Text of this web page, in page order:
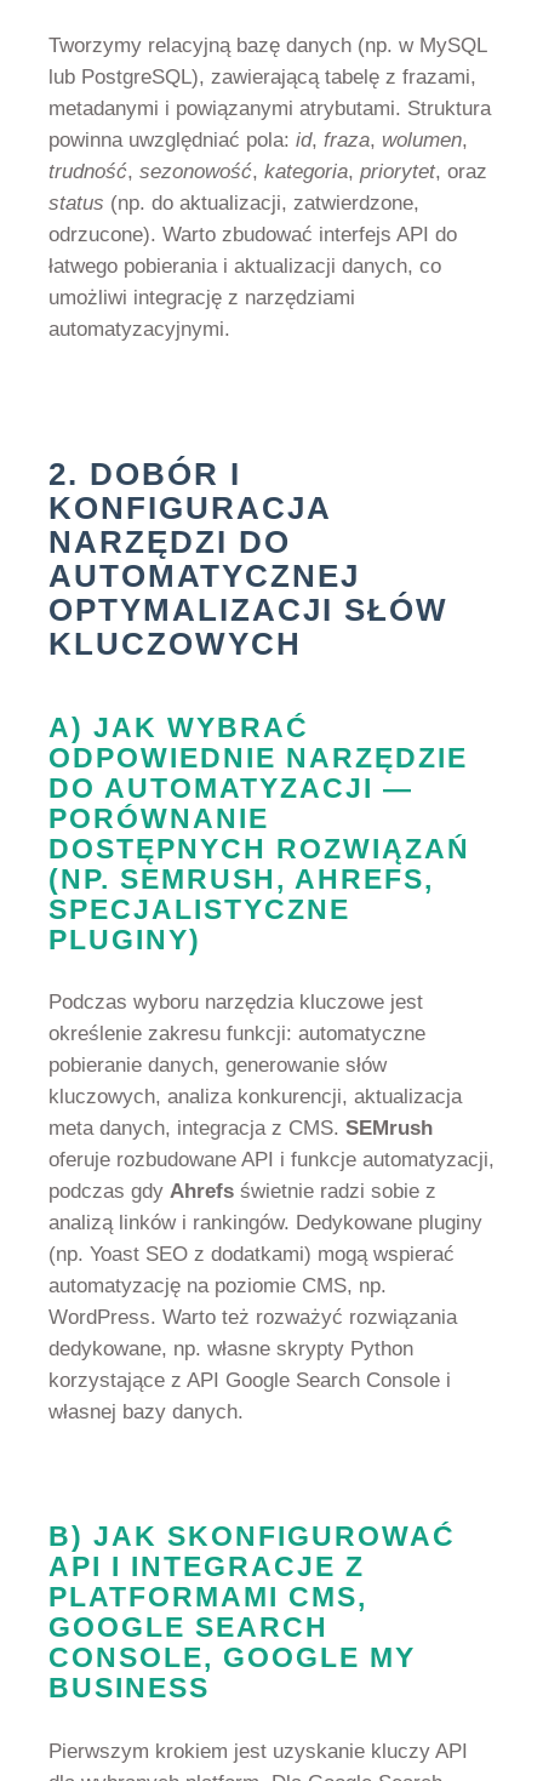
Tworzymy relacyjną bazę danych (np. w MySQL
lub PostgreSQL), zawierającą tabelę z frazami,
metadanymi i powiązanymi atrybutami. Struktura
powinna uwzględniać pola: id, fraza, wolumen,
trudność, sezonowość, kategoria, priorytet, oraz
status (np. do aktualizacji, zatwierdzone,
odrzucone). Warto zbudować interfejs API do
łatwego pobierania i aktualizacji danych, co
umożliwi integrację z narzędziami
automatyzacyjnymi.
2. DOBÓR I
KONFIGURACJA
NARZĘDZI DO
AUTOMATYCZNEJ
OPTYMALIZACJI SŁÓW
KLUCZOWYCH
A) JAK WYBRAĆ
ODPOWIEDNIE NARZĘDZIE
DO AUTOMATYZACJI —
PORÓWNANIE
DOSTĘPNYCH ROZWIĄZAŃ
(NP. SEMRUSH, AHREFS,
SPECJALISTYCZNE
PLUGINY)
Podczas wyboru narzędzia kluczowe jest
określenie zakresu funkcji: automatyczne
pobieranie danych, generowanie słów
kluczowych, analiza konkurencji, aktualizacja
meta danych, integracja z CMS. SEMrush
oferuje rozbudowane API i funkcje automatyzacji,
podczas gdy Ahrefs świetnie radzi sobie z
analizą linków i rankingów. Dedykowane pluginy
(np. Yoast SEO z dodatkami) mogą wspierać
automatyzację na poziomie CMS, np.
WordPress. Warto też rozważyć rozwiązania
dedykowane, np. własne skrypty Python
korzystające z API Google Search Console i
własnej bazy danych.
B) JAK SKONFIGUROWAĆ
API I INTEGRACJE Z
PLATFORMAMI CMS,
GOOGLE SEARCH
CONSOLE, GOOGLE MY
BUSINESS
Pierwszym krokiem jest uzyskanie kluczy API